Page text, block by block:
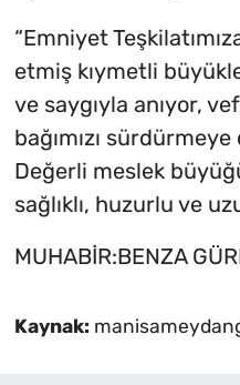
“Emniyet
etmiş kıymetli
ve saygıyla anıyor,
bağımızı
Değerli meslek
sağlıklı, huzurlu ve
MUHABİR:BENZA
Kaynak: